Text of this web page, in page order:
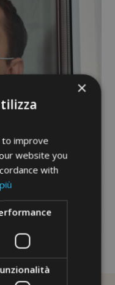
×
to improve
website you
with